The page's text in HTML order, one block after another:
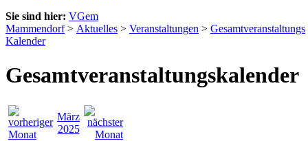
Sie sind hier: VGem
Mammendorf> Aktuelles > Veranstaltungen > Gesamtveranstaltungs
Kalender
Gesamtveranstaltungskalender
März
2025